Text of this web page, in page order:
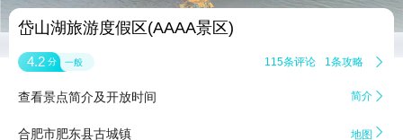
岱山湖旅游度假区(AAAA景区)
4.2 分 一般 115条评论 1条攻略 
查看景点简介及开放时间 简介 
合肥市肥东县古城镇 地图 